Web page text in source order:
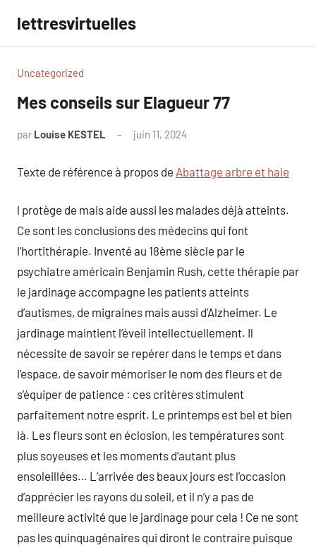
contenu
lettresvirtuelles
Uncategorized
Mes conseils sur Elagueur 77
par Louise KESTEL juin 11, 2024
Texte de référence à propos de Abattage arbre et haie
l protège de mais aide aussi les malades déjà atteints.
Ce sont les conclusions des médecins qui font
l’hortithérapie. Inventé au 18ème siècle par le
psychiatre américain Benjamin Rush, cette thérapie par
le jardinage accompagne les patients atteints
d’autismes, de migraines mais aussi d’Alzheimer. Le
jardinage maintient l’éveil intellectuellement. Il
nécessite de savoir se repérer dans le temps et dans
l’espace, de savoir mémoriser le nom des fleurs et de
s’équiper de patience : ces critères stimulent
parfaitement notre esprit. Le printemps est bel et bien
là. Les fleurs sont en éclosion, les températures sont
plus soyeuses et les moments d’autant plus
ensoleillées… L’arrivée des beaux jours est l’occasion
d’apprécier les rayons du soleil, et il n’y a pas de
meilleure activité que le jardinage pour cela ! Ce ne sont
pas les quinquagénaires qui diront le contraire puisque